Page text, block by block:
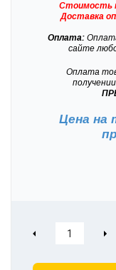
Стоимость
Доставка
Оплата:
сайте
Оплата
Цена на